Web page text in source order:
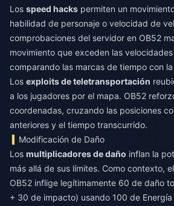
Los speed hacks permiten un
habilidad de personaje o velocidad de
comprobaciones del servidor en OB52
movimiento que exceden las
comparando las marcas de tiempo con
Los exploits de teletransportación
a los jugadores por el mapa. OB52
coordenadas, cruzando las posiciones
anteriores y el tiempo transcurrido.
Modificación de Daño
Los multiplicadores de daño inflan la
más allá de sus límites. Como contexto,
OB52 inflige legítimamente 60 de daño
+ 30 de impacto) usando 100 de